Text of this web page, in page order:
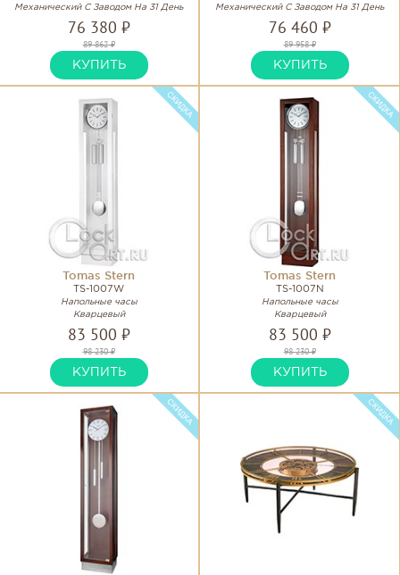
Механический С Заводом На 31 День
76 380 ₽
89 862 ₽
КУПИТЬ
Механический С Заводом На 31 День
76 460 ₽
89 958 ₽
КУПИТЬ
Tomas Stern
TS-1007W
Напольные часы
Кварцевый
83 500 ₽
98 230 ₽
КУПИТЬ
Tomas Stern
TS-1007N
Напольные часы
Кварцевый
83 500 ₽
98 230 ₽
КУПИТЬ